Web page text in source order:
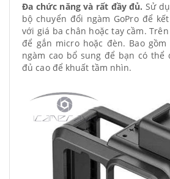
Đa chức năng và rất đầy đủ. Sử
bộ chuyển đổi ngàm GoPro để
với giá ba chân hoặc tay cầm.
để gắn micro hoặc đèn. Bao
ngàm cao bổ sung để bạn có thể
đủ cao để khuất tầm nhìn.